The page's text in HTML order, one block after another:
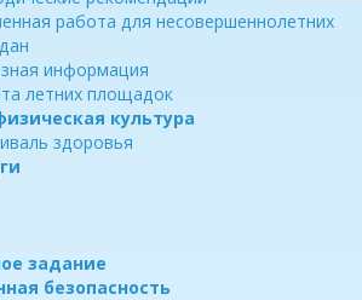
работа для несовершеннолетних
информация
летних площадок
культура
здоровья
задание
безопасность